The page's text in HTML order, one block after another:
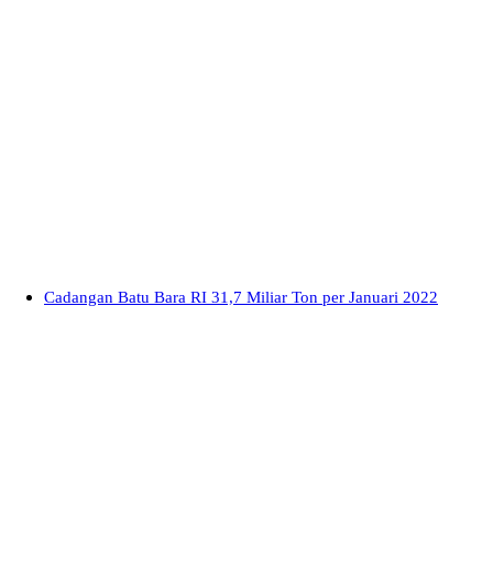
Cadangan Batu Bara RI 31,7 Miliar Ton per Januari 2022